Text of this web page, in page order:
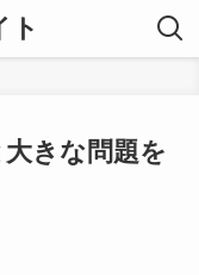
ト
きな問題を